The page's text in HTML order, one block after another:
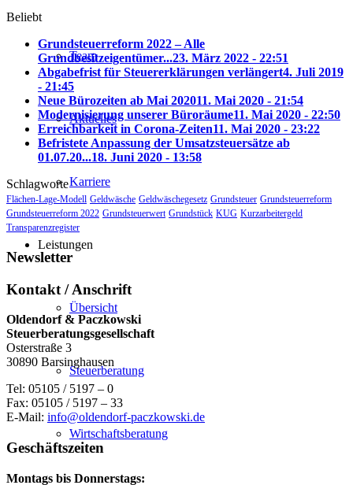
Team
Aktuelles
Karriere
Leistungen
Übersicht
Steuerberatung
Wirtschaftsberatung
Beliebt
Grundsteuerreform 2022 – Alle
Grundbesitzeigentümer...23. März 2022 - 22:51
Abgabefrist für Steuererklärungen verlängert4. Juli 2019
- 21:45
Neue Bürozeiten ab Mai 202011. Mai 2020 - 21:54
Modernisierung unserer Büroräume11. Mai 2020 - 22:50
Erreichbarkeit in Corona-Zeiten11. Mai 2020 - 23:22
Befristete Anpassung der Umsatzsteuersätze ab
01.07.20...18. Juni 2020 - 13:58
Schlagworte
Flächen-Lage-Modell Geldwäsche Geldwäschegesetz Grundsteuer Grundsteuerreform
Grundsteuerreform 2022 Grundsteuerwert Grundstück KUG Kurzarbeitergeld
Transparenzregister
Newsletter
Kontakt / Anschrift
Oldendorf & Paczkowski
Steuerberatungsgesellschaft
Osterstraße 3
30890 Barsinghausen
Tel: 05105 / 5197 – 0
Fax: 05105 / 5197 – 33
E-Mail: info@oldendorf-paczkowski.de
Geschäftszeiten
Montags bis Donnerstags: